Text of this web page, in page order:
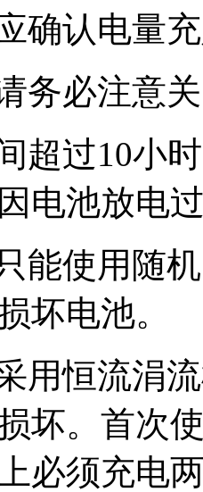
确认电量
务必注意
超过10小
电池放电
能使用随
坏电池。
用恒流涓
坏。首次
必须充电